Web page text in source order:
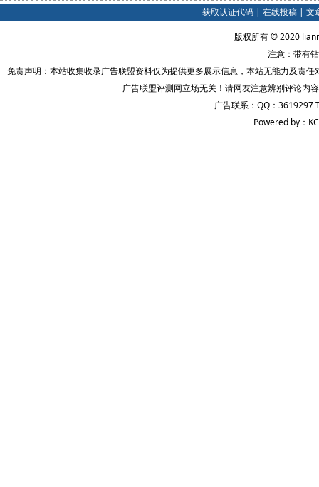
获取认证代码| 在线投稿| 文
版权所有 © 2020
注意：带有
免责声明：本站收集收录广告联盟资料仅为提供更多展示信息，本站无能力及责
广告联盟评测网立场无关！请网友注意辨别评论内
广告联系：QQ：3619297
Powered by：